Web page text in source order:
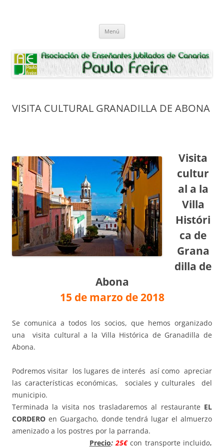
Paulo Freire
Menú
VISITA CULTURAL GRANADILLA DE ABONA
Visita
cultur
al a la
Villa
Históri
ca de
Grana
dilla de
Abona
15 de marzo de 2018
Se comunica a todos los socios, que hemos organizado
una visita cultural a la Villa Histórica de Granadilla de
Abona.
Podremos visitar los lugares de interés así como apreciar
las características económicas, sociales y culturales del
municipio.
Terminada la visita nos trasladaremos al restaurante EL
CORDERO en Guargacho, donde tendrá lugar el almuerzo
amenizado a los postres por la parranda.
Precio:25€ con transporte incluido.